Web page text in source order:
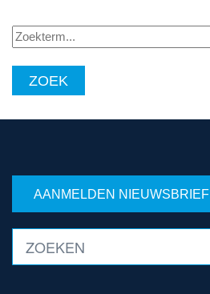
AANMELDEN NIEUWSBRIEF